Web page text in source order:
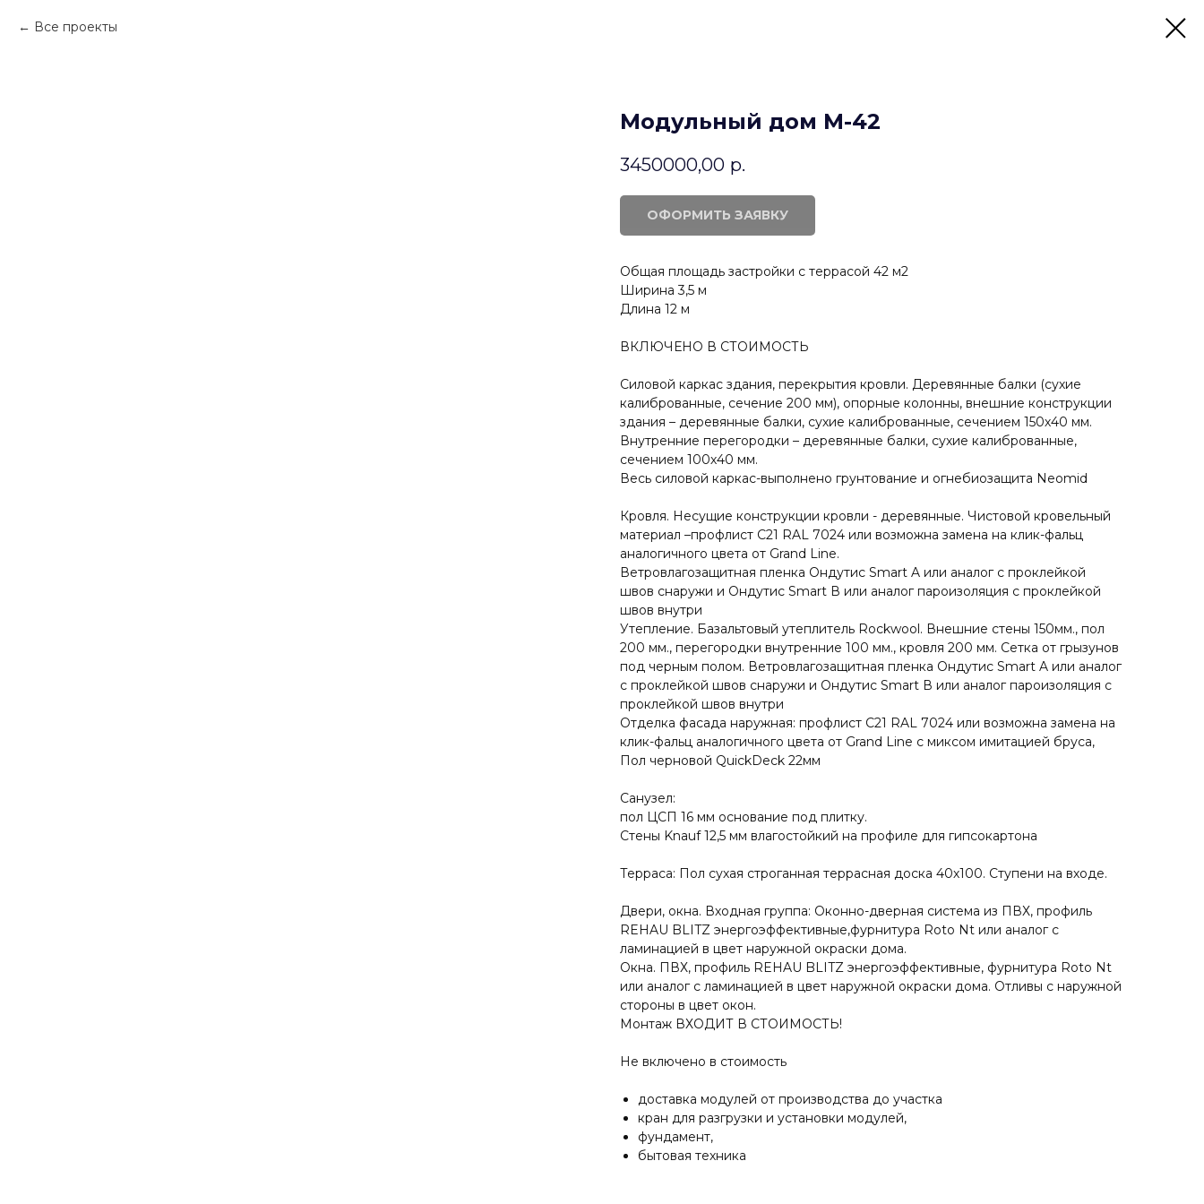
Все проекты
Модульный дом М-42
3450000,00 р.
ОФОРМИТЬ ЗАЯВКУ
Общая площадь застройки с террасой 42 м2
Ширина 3,5 м
Длина 12 м
ВКЛЮЧЕНО В СТОИМОСТЬ
Силовой каркас здания, перекрытия кровли. Деревянные балки (сухие
калиброванные, сечение 200 мм), опорные колонны, внешние конструкции
здания – деревянные балки, сухие калиброванные, сечением 150х40 мм.
Внутренние перегородки – деревянные балки, сухие калиброванные,
сечением 100х40 мм.
Весь силовой каркас-выполнено грунтование и огнебиозащита Neomid
Кровля. Несущие конструкции кровли - деревянные. Чистовой кровельный
материал –профлист С21 RAL 7024 или возможна замена на клик-фальц
аналогичного цвета от Grand Line.
Ветровлагозащитная пленка Ондутис Smart A или аналог с проклейкой
швов снаружи и Ондутис Smart В или аналог пароизоляция с проклейкой
швов внутри
Утепление. Базальтовый утеплитель Rockwool. Внешние стены 150мм., пол
200 мм., перегородки внутренние 100 мм., кровля 200 мм. Сетка от грызунов
под черным полом. Ветровлагозащитная пленка Ондутис Smart A или аналог
с проклейкой швов снаружи и Ондутис Smart В или аналог пароизоляция с
проклейкой швов внутри
Отделка фасада наружная: профлист С21 RAL 7024 или возможна замена на
клик-фальц аналогичного цвета от Grand Line с миксом имитацией бруса,
Пол черновой QuickDeck 22мм
Санузел:
пол ЦСП 16 мм основание под плитку.
Стены Knauf 12,5 мм влагостойкий на профиле для гипсокартона
Терраса: Пол сухая строганная террасная доска 40х100. Ступени на входе.
Двери, окна. Входная группа: Оконно-дверная система из ПВХ, профиль
REHAU BLITZ энергоэффективные,фурнитура Roto Nt или аналог с
ламинацией в цвет наружной окраски дома.
Окна. ПВХ, профиль REHAU BLITZ энергоэффективные, фурнитура Roto Nt
или аналог с ламинацией в цвет наружной окраски дома. Отливы с наружной
стороны в цвет окон.
Монтаж ВХОДИТ В СТОИМОСТЬ!
Не включено в стоимость
доставка модулей от производства до участка
кран для разгрузки и установки модулей,
фундамент,
бытовая техника